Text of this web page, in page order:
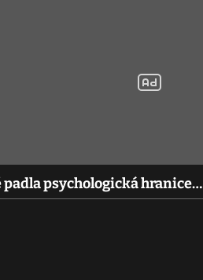
psychologická hranice…